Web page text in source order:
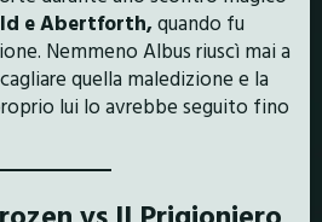
e Abertforth,quando fu
Nemmeno Albus riuscì mai a
quella maledizione e la
lui lo avrebbe seguito fino